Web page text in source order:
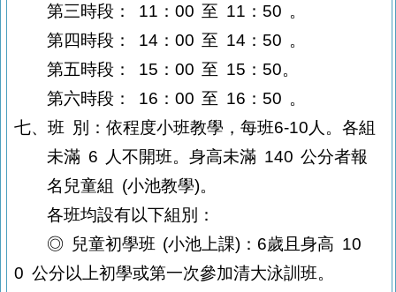
第三時段 ： 11 ： 00至 11 ： 50 。
第四 時段 ： 14 ： 00至 14 ： 50 。
第五時段 ： 15 ： 00至 15 ： 50。
第六時段 ： 16 ： 00至 16 ： 50 。
七、班 別：依程度小班教學，每班6-10 人 。各組
未滿 6 人不開班。身高未滿 140公分者報
名兒童組
(小池教學)。
各班均設有以下組別：
◎ 兒童初學班 (小池上課) ：6歲且身高 10
0 公分以上初學或第一次參加清大泳訓班。